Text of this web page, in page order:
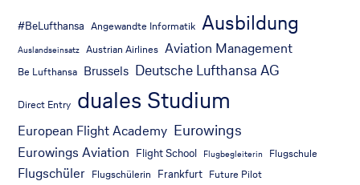
#BeLufthansa Angewandte Informatik Ausbildung
Auslandseinsatz Austrian Airlines Aviation Management
Be Lufthansa Brussels Deutsche Lufthansa AG
Direct Entry duales Studium
European Flight Academy Eurowings
Eurowings Aviation Flight School Flugbegleiterin Flugschule
Flugschüler Flugschülerin Frankfurt Future Pilot